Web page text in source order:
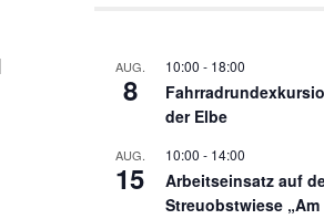
AUG.
8
10:00 - 18:00
der Elbe
AUG.
15
10:00 - 14:00
Arbeitseinsatz auf
Streuobstwiese